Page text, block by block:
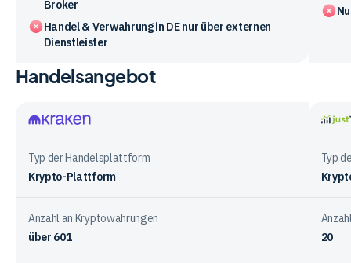
Broker
Handel & Verwahrung in DE nur über externen
Dienstleister
Vergleichstabelle
den
Vorteile
Nachteile
Handelsangebot
Typ der Handelsplattform
Krypto-Plattform
Typ
Anzahl an Kryptowährungen
über 601
20